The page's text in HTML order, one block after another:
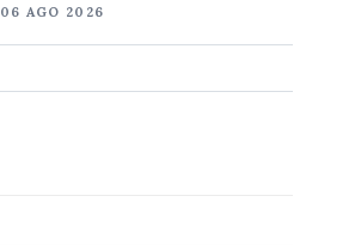
06 AGO 2026